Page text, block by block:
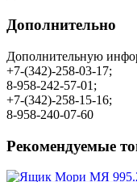
Дополнительно
Дополнительную
+7-(342)-258-03-17;
8-958-242-57-01;
+7-(342)-258-15-16;
8-958-240-07-60
Рекомендуемые